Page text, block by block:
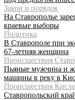
Закон и порядок
На Ставрополье
краевые выборы
Политика
В Ставрополе при
67-летняя женщина
Происшествия
Пьяные мужчина и
машины в реку в
Происшествия
Ставропольский